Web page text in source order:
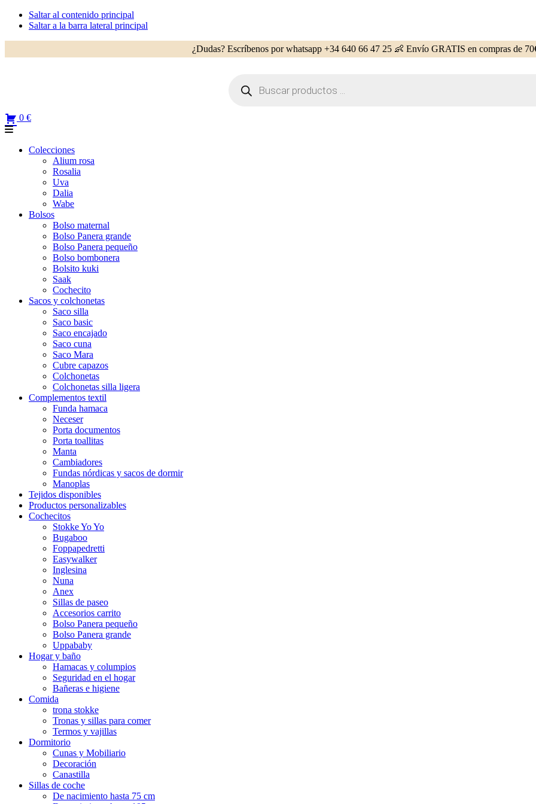
Saltar al contenido principal
Saltar a la barra lateral principal
¿Dudas? Escríbenos por whatsapp +34 640 66 47 25 👶 Envío GRATIS en compras de
productos
0 €
Colecciones
Alium rosa
Rosalia
Uva
Dalia
Wabe
Bolsos
Bolso maternal
Bolso Panera grande
Bolso Panera pequeño
Bolso bombonera
Bolsito kuki
Saak
Cochecito
Sacos y colchonetas
Saco silla
Saco basic
Saco encajado
Saco cuna
Saco Mara
Cubre capazos
Colchonetas
Colchonetas silla ligera
Complementos textil
Funda hamaca
Neceser
Porta documentos
Porta toallitas
Manta
Cambiadores
Fundas nórdicas y sacos de dormir
Manoplas
Tejidos disponibles
Productos personalizables
Cochecitos
Stokke Yo Yo
Bugaboo
Foppapedretti
Easywalker
Inglesina
Nuna
Anex
Sillas de paseo
Accesorios carrito
Bolso Panera pequeño
Bolso Panera grande
Uppababy
Hogar y baño
Hamacas y columpios
Seguridad en el hogar
Bañeras e higiene
Comida
trona stokke
Tronas y sillas para comer
Termos y vajillas
Dormitorio
Cunas y Mobiliario
Decoración
Canastilla
Sillas de coche
De nacimiento hasta 75 cm